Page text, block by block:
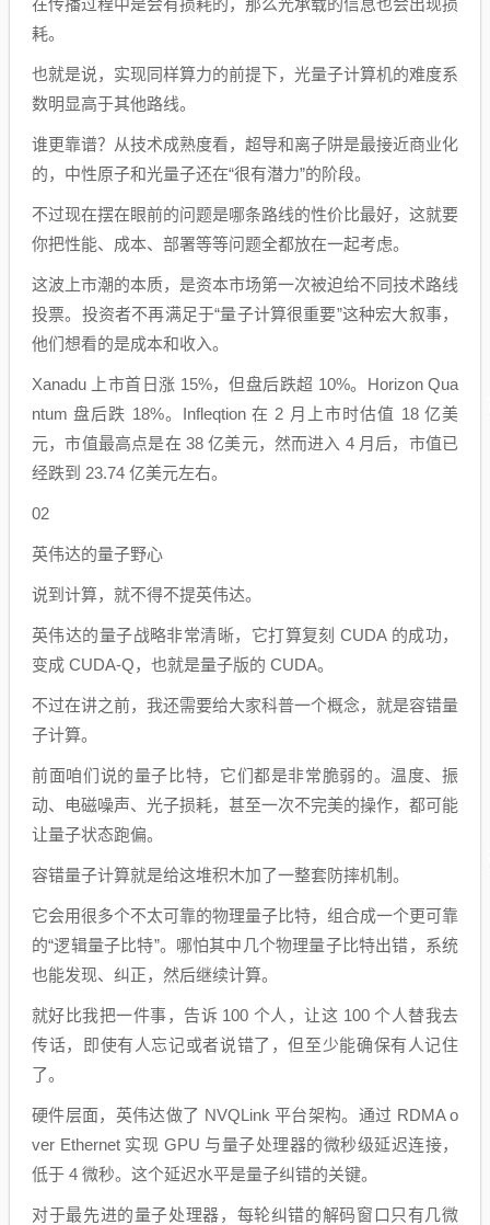
在传播过程中是会有损耗的，那么光承载的信息也会出现损
耗。
也就是说，实现同样算力的前提下，光量子计算机的难度系
数明显高于其他路线。
谁更靠谱？从技术成熟度看，超导和离子阱是最接近商业化
的，中性原子和光量子还在“很有潜力”的阶段。
不过现在摆在眼前的问题是哪条路线的性价比最好，这就要
你把性能、成本、部署等等问题全都放在一起考虑。
这波上市潮的本质，是资本市场第一次被迫给不同技术路线
投票。投资者不再满足于“量子计算很重要”这种宏大叙事，
他们想看的是成本和收入。
Xanadu 上市首日涨 15%，但盘后跌超 10%。Horizon Qua
ntum 盘后跌 18%。Infleqtion 在 2 月上市时估值 18 亿美
元，市值最高点是在 38 亿美元，然而进入 4 月后，市值已
经跌到 23.74 亿美元左右。
02
英伟达的量子野心
说到计算，就不得不提英伟达。
英伟达的量子战略非常清晰，它打算复刻 CUDA 的成功，
变成 CUDA-Q，也就是量子版的 CUDA。
不过在讲之前，我还需要给大家科普一个概念，就是容错量
子计算。
前面咱们说的量子比特，它们都是非常脆弱的。温度、振
动、电磁噪声、光子损耗，甚至一次不完美的操作，都可能
让量子状态跑偏。
容错量子计算就是给这堆积木加了一整套防摔机制。
它会用很多个不太可靠的物理量子比特，组合成一个更可靠
的“逻辑量子比特”。哪怕其中几个物理量子比特出错，系统
也能发现、纠正，然后继续计算。
就好比我把一件事，告诉 100 个人，让这 100 个人替我去
传话，即使有人忘记或者说错了，但至少能确保有人记住
了。
硬件层面，英伟达做了 NVQLink 平台架构。通过 RDMA o
ver Ethernet 实现 GPU 与量子处理器的微秒级延迟连接，
低于 4 微秒。这个延迟水平是量子纠错的关键。
对于最先进的量子处理器，每轮纠错的解码窗口只有几微